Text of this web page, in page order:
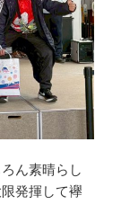
ん素晴らし
発揮して襷